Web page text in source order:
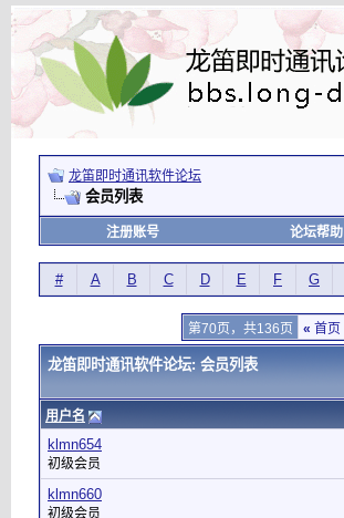
龙笛即时通讯软件论坛
会员列表
注册账号 论坛帮助
# A B C D E F G
第70页，共136页 « 首页
龙笛即时通讯软件论坛: 会员列表
用户名
klmn654
初级会员
klmn660
初级会员